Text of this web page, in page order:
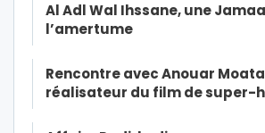
Al Adl Wal Ihssane, une
l’amertume
Rencontre avec Anouar
réalisateur du film de super-